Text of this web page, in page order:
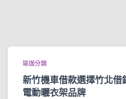
瑜珈分類
新竹機車借款選擇竹北借
電動曬衣架品牌